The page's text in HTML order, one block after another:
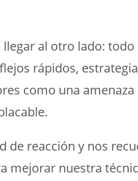
al otro lado: todo
rápidos,
como una
reacción y nos
mejorar nuestra